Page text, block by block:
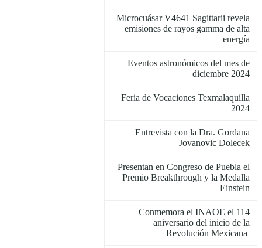
Microcuásar V4641 Sagittarii revela
emisiones de rayos gamma de alta
energía
Eventos astronómicos del mes de
diciembre 2024
Feria de Vocaciones Texmalaquilla
2024
Entrevista con la Dra. Gordana
Jovanovic Dolecek
Presentan en Congreso de Puebla el
Premio Breakthrough y la Medalla
Einstein
Conmemora el INAOE el 114
aniversario del inicio de la
Revolución Mexicana